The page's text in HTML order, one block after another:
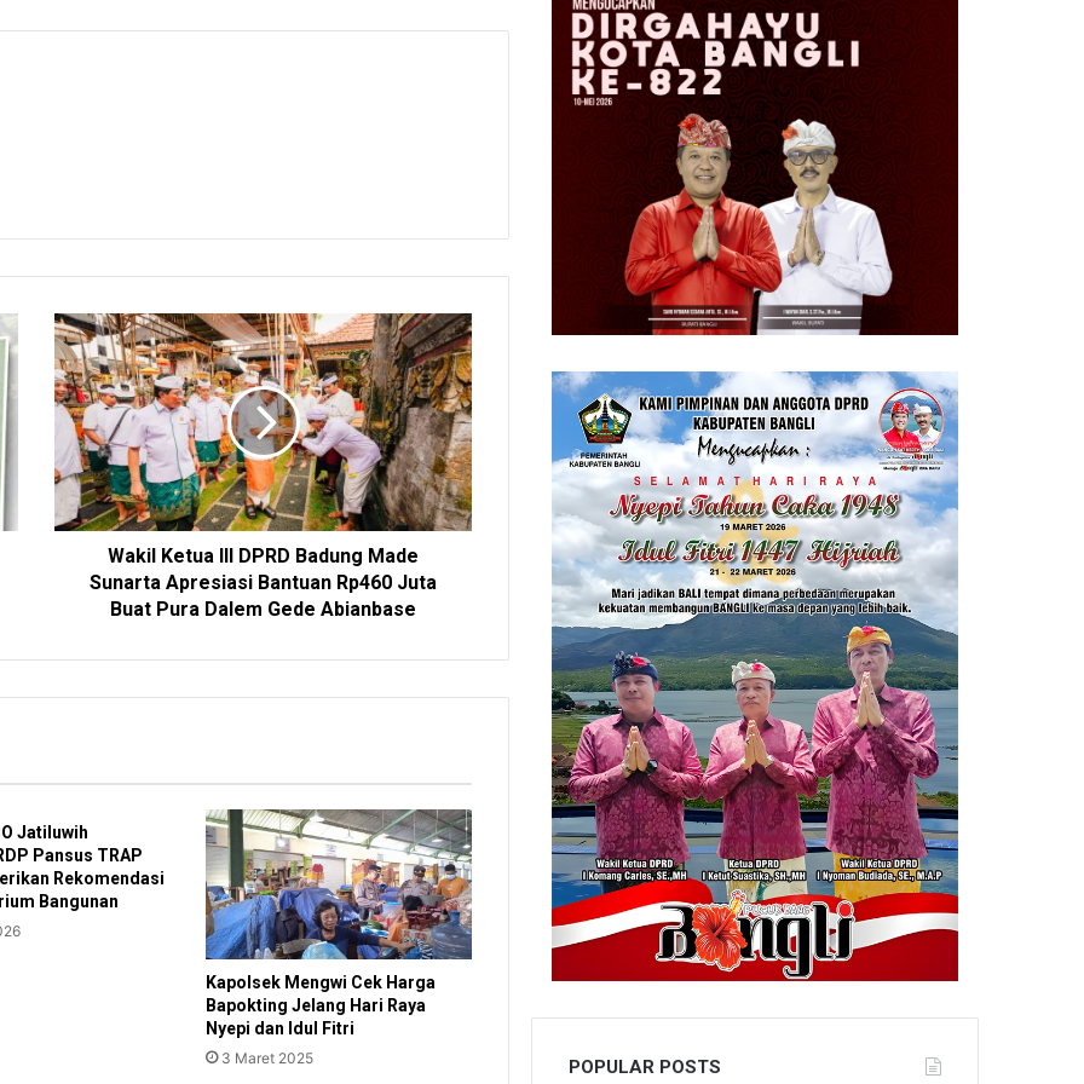
Wakil Ketua III DPRD Badung Made
Sunarta Apresiasi Bantuan Rp460 Juta
Buat Pura Dalem Gede Abianbase
Jatiluwih
Pansus TRAP
Rekomendasi
Bangunan
Kapolsek Mengwi Cek Harga
Bapokting Jelang Hari Raya
Nyepi dan Idul Fitri
3 Maret 2025 POPULAR POSTS